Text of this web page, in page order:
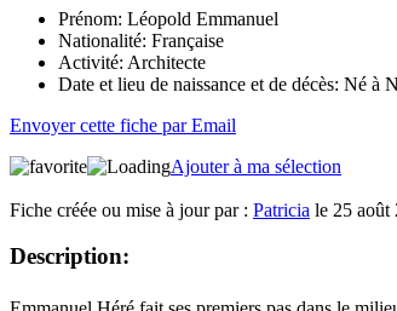
Prénom: Léopold Emmanuel
Nationalité: Française
Activité: Architecte
Date et lieu de naissance et de décès: Né à
Envoyer cette fiche par Email
Ajouter à ma sélection
Fiche créée ou mise à jour par : Patricia le 25 août
Description: